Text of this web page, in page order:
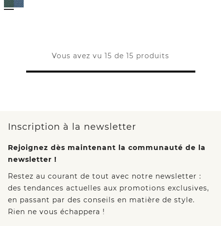
Vous avez vu 15 de 15 produits
Inscription à la newsletter
Rejoignez dès maintenant la communauté de la
newsletter !
Restez au courant de tout avec notre newsletter :
des tendances actuelles aux promotions exclusives,
en passant par des conseils en matière de style.
Rien ne vous échappera !